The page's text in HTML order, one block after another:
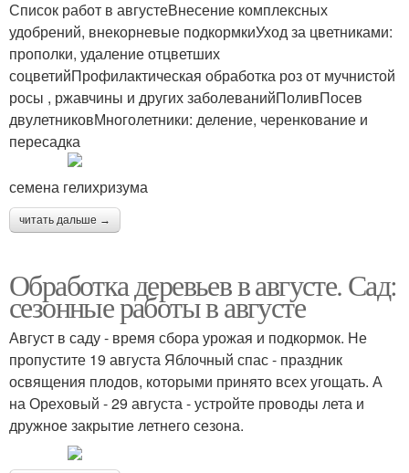
Список работ в августеВнесение комплексных
удобрений, внекорневые подкормкиУход за цветниками:
прополки, удаление отцветших
соцветийПрофилактическая обработка роз от мучнистой
росы , ржавчины и других заболеванийПоливПосев
двулетниковМноголетники: деление, черенкование и
пересадка
семена гелихризума
читать дальше →
Обработка деревьев в августе. Сад:
сезонные работы в августе
Август в саду - время сбора урожая и подкормок. Не
пропустите 19 августа Яблочный спас - праздник
освящения плодов, которыми принято всех угощать. А
на Ореховый - 29 августа - устройте проводы лета и
дружное закрытие летнего сезона.